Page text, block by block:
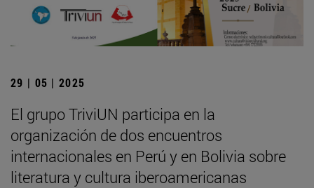
29 | 05 | 2025
El grupo TriviUN participa en la
organización de dos encuentros
internacionales en Perú y en Bolivia sobre
literatura y cultura iberoamericanas